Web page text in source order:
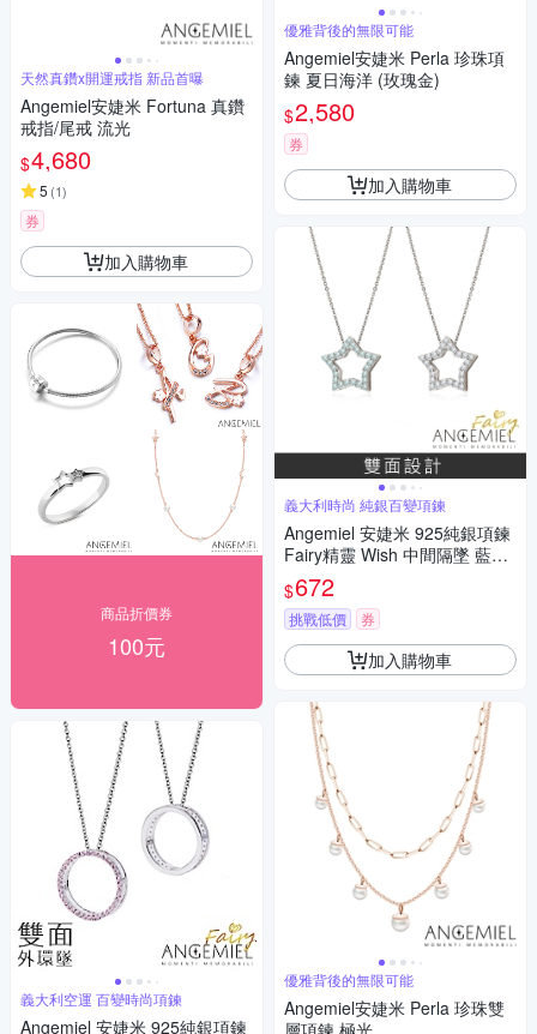
天然真鑽x開運戒指 新品首曝
Angemiel安婕米 Fortuna 真鑽
戒指/尾戒 流光
$4,680
5 (1)
券
加入購物車
商品折價券
100元
義大利空運 百變時尚項鍊
Angemiel 安婕米 925純銀項鍊
優雅背後的無限可能
Angemiel安婕米 Perla 珍珠項
鍊 夏日海洋 (玫瑰金)
$2,580
券
加入購物車
義大利時尚 純銀百變項鍊
Angemiel 安婕米 925純銀項鍊
Fairy精靈 Wish 中間隔墜 藍鑽.
白鑽
$672
挑戰低價 券
加入購物車
優雅背後的無限可能
Angemiel安婕米 Perla 珍珠雙